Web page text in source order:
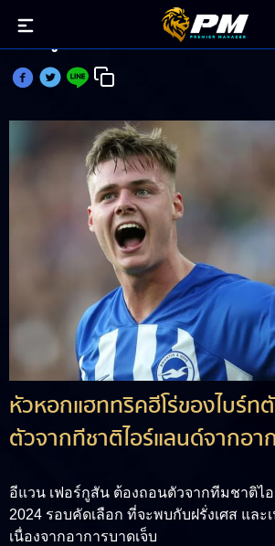
เฟอร์กูสัน เจ็บเข่าถอนตัวยักษ์เขียวแล้ว
หัวหอกแฮททริคฮีโร่ของไบร์
ตัวจากทีชาติไอร์แลนด์จากอา
อีแวน เฟอร์กูสัน ต้องถอนตัวจากทีมชาติไ
2024 รอบคัดเลือก ที่จะพบกับฝรั่งเศส และ
เนื่องจากอาการบาดเจ็บ